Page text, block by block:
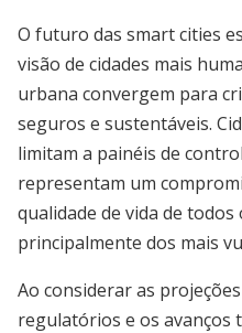
O futuro das smart cities
visão de cidades mais
urbana convergem para
seguros e sustentáveis.
limitam a painéis de
representam um
qualidade de vida de
principalmente dos mais
Ao considerar as
regulatórios e os avanços